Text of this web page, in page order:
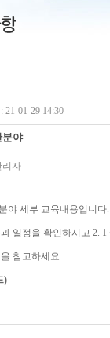
21-01-29 14:30
분야
리자
야 세부 교육내용입니다.
일정을 확인하시고 2.
참고하세요
)